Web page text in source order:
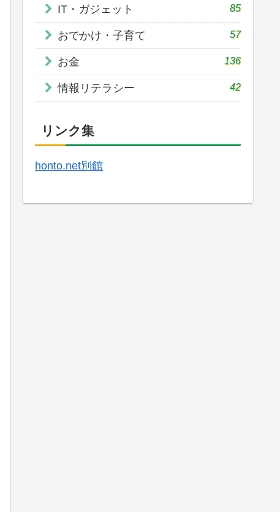
IT・ガジェット 85
おでかけ・子育て 57
お金 136
情報リテラシー 42
リンク集
honto.net別館